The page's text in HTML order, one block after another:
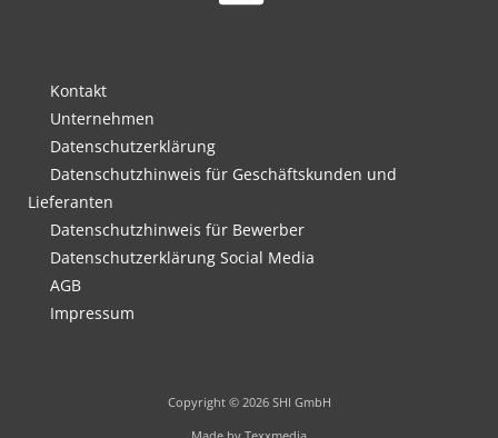
Kontakt
Unternehmen
Datenschutzerklärung
Datenschutzhinweis für Geschäftskunden und
Lieferanten
Datenschutzhinweis für Bewerber
Datenschutzerklärung Social Media
AGB
Impressum
Copyright © 2026 SHI GmbH